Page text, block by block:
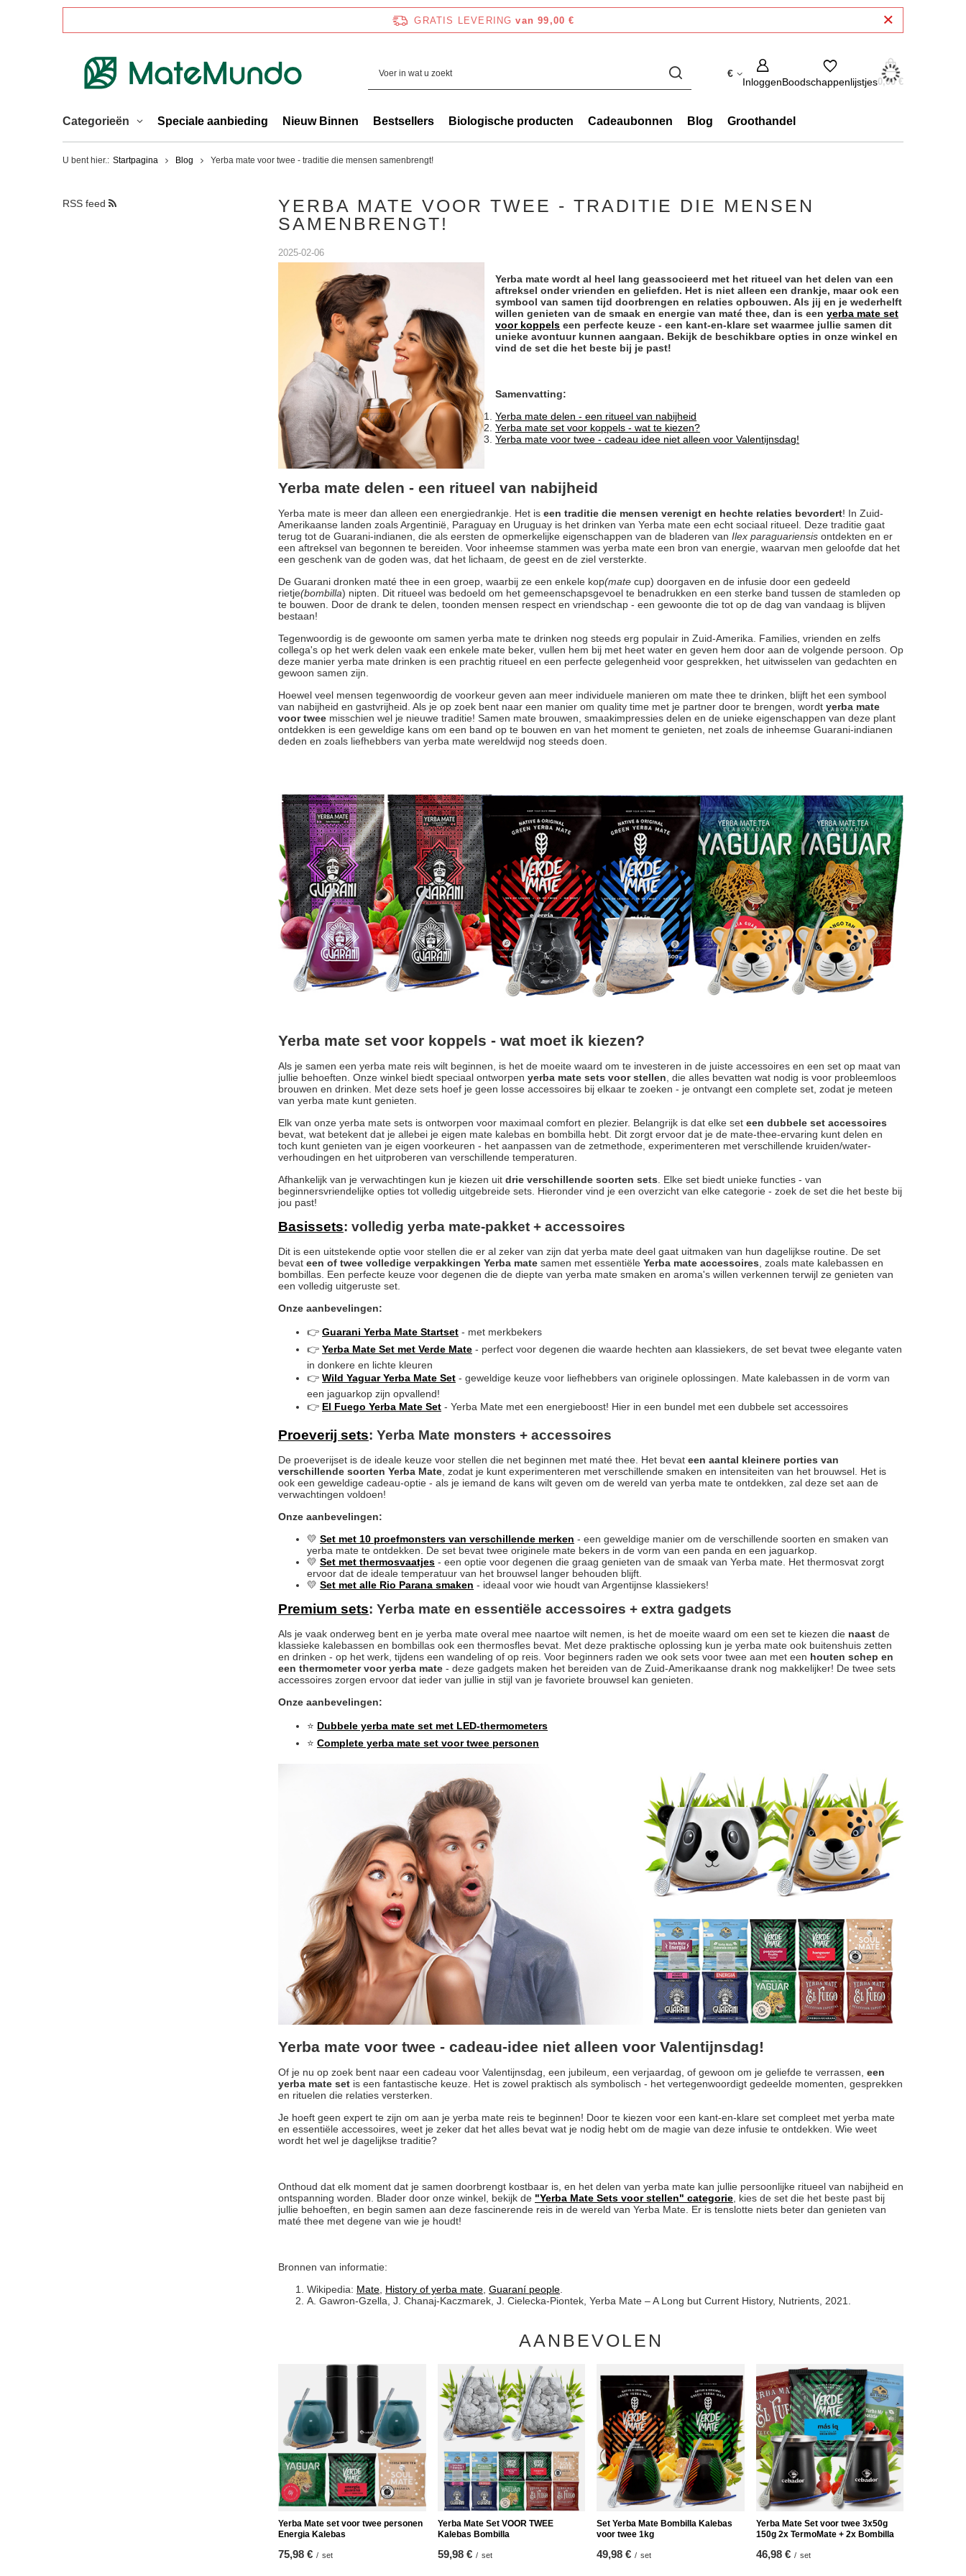
GRATIS LEVERING van 99,00 €
€
InloggenBoodschappenlijstjes0,00 €
Categorieën Speciale aanbieding Nieuw Binnen Bestsellers Biologische producten Cadeaubonnen Blog Groothandel
U bent hier.: Startpagina Blog Yerba mate voor twee - traditie die mensen samenbrengt!
RSS feed
YERBA MATE VOOR TWEE - TRADITIE DIE MENSEN
SAMENBRENGT!
2025-02-06
Yerba mate wordt al heel lang geassocieerd met het ritueel van het delen van een
aftreksel onder vrienden en geliefden. Het is niet alleen een drankje, maar ook een
symbool van samen tijd doorbrengen en relaties opbouwen. Als jij en je wederhelft
willen genieten van de smaak en energie van maté thee, dan is eenyerba mate set
voor koppels een perfecte keuze - een kant-en-klare set waarmee jullie samen dit
unieke avontuur kunnen aangaan. Bekijk de beschikbare opties in onze winkel en
vind de set die het beste bij je past!
Samenvatting:
Yerba mate delen - een ritueel van nabijheid
Yerba mate set voor koppels - wat te kiezen?
Yerba mate voor twee - cadeau idee niet alleen voor Valentijnsdag!
Yerba mate delen - een ritueel van nabijheid
Yerba mate is meer dan alleen een energiedrankje. Het is een traditie die mensen verenigt en hechte relaties bevordert! In Zuid-
Amerikaanse landen zoals Argentinië, Paraguay en Uruguay is het drinken van Yerba mate een echt sociaal ritueel. Deze traditie gaat
terug tot de Guarani-indianen, die als eersten de opmerkelijke eigenschappen van de bladeren van Ilex paraguariensis ontdekten en er
een aftreksel van begonnen te bereiden. Voor inheemse stammen was yerba mate een bron van energie, waarvan men geloofde dat het
een geschenk van de goden was, dat het lichaam, de geest en de ziel versterkte.
De Guarani dronken maté thee in een groep, waarbij ze een enkele kop(mate cup) doorgaven en de infusie door een gedeeld
rietje(bombilla) nipten. Dit ritueel was bedoeld om het gemeenschapsgevoel te benadrukken en een sterke band tussen de stamleden op
te bouwen. Door de drank te delen, toonden mensen respect en vriendschap - een gewoonte die tot op de dag van vandaag is blijven
bestaan!
Tegenwoordig is de gewoonte om samen yerba mate te drinken nog steeds erg populair in Zuid-Amerika. Families, vrienden en zelfs
collega's op het werk delen vaak een enkele mate beker, vullen hem bij met heet water en geven hem door aan de volgende persoon. Op
deze manier yerba mate drinken is een prachtig ritueel en een perfecte gelegenheid voor gesprekken, het uitwisselen van gedachten en
gewoon samen zijn.
Hoewel veel mensen tegenwoordig de voorkeur geven aan meer individuele manieren om mate thee te drinken, blijft het een symbool
van nabijheid en gastvrijheid. Als je op zoek bent naar een manier om quality time met je partner door te brengen, wordt yerba mate
voor twee misschien wel je nieuwe traditie! Samen mate brouwen, smaakimpressies delen en de unieke eigenschappen van deze plant
ontdekken is een geweldige kans om een band op te bouwen en van het moment te genieten, net zoals de inheemse Guarani-indianen
deden en zoals liefhebbers van yerba mate wereldwijd nog steeds doen.
Yerba mate set voor koppels - wat moet ik kiezen?
Als je samen een yerba mate reis wilt beginnen, is het de moeite waard om te investeren in de juiste accessoires en een set op maat van
jullie behoeften. Onze winkel biedt speciaal ontworpen yerba mate sets voor stellen , die alles bevatten wat nodig is voor probleemloos
brouwen en drinken. Met deze sets hoef je geen losse accessoires bij elkaar te zoeken - je ontvangt een complete set, zodat je meteen
van yerba mate kunt genieten.
Elk van onze yerba mate sets is ontworpen voor maximaal comfort en plezier. Belangrijk is dat elke set een dubbele set accessoires
bevat, wat betekent dat je allebei je eigen mate kalebas en bombilla hebt. Dit zorgt ervoor dat je de mate-thee-ervaring kunt delen en
toch kunt genieten van je eigen voorkeuren - het aanpassen van de zetmethode, experimenteren met verschillende kruiden/water-
verhoudingen en het uitproberen van verschillende temperaturen.
Afhankelijk van je verwachtingen kun je kiezen uit drie verschillende soorten sets . Elke set biedt unieke functies - van
beginnersvriendelijke opties tot volledig uitgebreide sets. Hieronder vind je een overzicht van elke categorie - zoek de set die het beste bij
jou past!
Basissets: volledig yerba mate-pakket + accessoires
Dit is een uitstekende optie voor stellen die er al zeker van zijn dat yerba mate deel gaat uitmaken van hun dagelijkse routine. De set
bevat een of twee volledige verpakkingen Yerba mate samen met essentiële Yerba mate accessoires , zoals mate kalebassen en
bombillas. Een perfecte keuze voor degenen die de diepte van yerba mate smaken en aroma's willen verkennen terwijl ze genieten van
een volledig uitgeruste set.
Onze aanbevelingen:
👉 Guarani Yerba Mate Startset - met merkbekers
👉 Yerba Mate Set met Verde Mate - perfect voor degenen die waarde hechten aan klassiekers, de set bevat twee elegante vaten
in donkere en lichte kleuren
👉 Wild Yaguar Yerba Mate Set - geweldige keuze voor liefhebbers van originele oplossingen. Mate kalebassen in de vorm van
een jaguarkop zijn opvallend!
👉 El Fuego Yerba Mate Set - Yerba Mate met een energieboost! Hier in een bundel met een dubbele set accessoires
Proeverij sets: Yerba Mate monsters + accessoires
De proeverijset is de ideale keuze voor stellen die net beginnen met maté thee. Het bevat een aantal kleinere porties van
verschillende soorten Yerba Mate , zodat je kunt experimenteren met verschillende smaken en intensiteiten van het brouwsel. Het is
ook een geweldige cadeau-optie - als je iemand de kans wilt geven om de wereld van yerba mate te ontdekken, zal deze set aan de
verwachtingen voldoen!
Onze aanbevelingen:
💛 Set met 10 proefmonsters van verschillende merken - een geweldige manier om de verschillende soorten en smaken van
yerba mate te ontdekken. De set bevat twee originele mate bekers in de vorm van een panda en een jaguarkop.
💛 Set met thermosvaatjes - een optie voor degenen die graag genieten van de smaak van Yerba mate. Het thermosvat zorgt
ervoor dat de ideale temperatuur van het brouwsel langer behouden blijft.
💛 Set met alle Rio Parana smaken - ideaal voor wie houdt van Argentijnse klassiekers!
Premium sets: Yerba mate en essentiële accessoires + extra gadgets
Als je vaak onderweg bent en je yerba mate overal mee naartoe wilt nemen, is het de moeite waard om een set te kiezen die naast de
klassieke kalebassen en bombillas ook een thermosfles bevat. Met deze praktische oplossing kun je yerba mate ook buitenshuis zetten
en drinken - op het werk, tijdens een wandeling of op reis. Voor beginners raden we ook sets voor twee aan met een houten schep en
een thermometer voor yerba mate - deze gadgets maken het bereiden van de Zuid-Amerikaanse drank nog makkelijker! De twee sets
accessoires zorgen ervoor dat ieder van jullie in stijl van je favoriete brouwsel kan genieten.
Onze aanbevelingen:
⭐ Dubbele yerba mate set met LED-thermometers
⭐ Complete yerba mate set voor twee personen
Yerba mate voor twee - cadeau-idee niet alleen voor Valentijnsdag!
Of je nu op zoek bent naar een cadeau voor Valentijnsdag, een jubileum, een verjaardag, of gewoon om je geliefde te verrassen, een
yerba mate set is een fantastische keuze. Het is zowel praktisch als symbolisch - het vertegenwoordigt gedeelde momenten, gesprekken
en rituelen die relaties versterken.
Je hoeft geen expert te zijn om aan je yerba mate reis te beginnen! Door te kiezen voor een kant-en-klare set compleet met yerba mate
en essentiële accessoires, weet je zeker dat het alles bevat wat je nodig hebt om de magie van deze infusie te ontdekken. Wie weet
wordt het wel je dagelijkse traditie?
Onthoud dat elk moment dat je samen doorbrengt kostbaar is, en het delen van yerba mate kan jullie persoonlijke ritueel van nabijheid en
ontspanning worden. Blader door onze winkel, bekijk de "Yerba Mate Sets voor stellen" categorie , kies de set die het beste past bij
jullie behoeften, en begin samen aan deze fascinerende reis in de wereld van Yerba Mate. Er is tenslotte niets beter dan genieten van
maté thee met degene van wie je houdt!
Bronnen van informatie:
Wikipedia: Mate History of yerba mate Guaraní people
A. Gawron-Gzella, J. Chanaj-Kaczmarek, J. Cielecka-Piontek, Yerba Mate – A Long but Current History, Nutrients, 2021.
AANBEVOLEN
Yerba Mate set voor twee personen
Energia Kalebas
75,98 € / set
Yerba Mate Set VOOR TWEE
Kalebas Bombilla
59,98 € / set
Set Yerba Mate Bombilla Kalebas
voor twee 1kg
49,98 € / set
Yerba Mate Set voor twee 3x50g
150g 2x TermoMate + 2x Bombilla
46,98 € / set